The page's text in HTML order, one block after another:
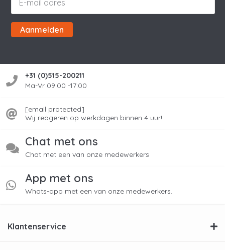
Aanmelden
+31 (0)515-200211
Ma-Vr 09:00 -17:00
[email protected]
Wij reageren op werkdagen binnen 4 uur!
Chat met ons
Chat met een van onze medewerkers
App met ons
Whats-app met een van onze medewerkers.
Klantenservice